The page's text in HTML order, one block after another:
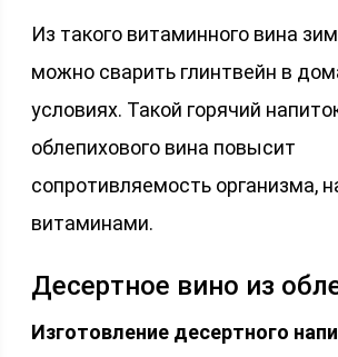
Из такого витаминного вина
можно сварить глинтвейн в
условиях. Такой горячий
облепихового вина повысит
сопротивляемость организма,
витаминами.
Десертное вино из
Изготовление десертного